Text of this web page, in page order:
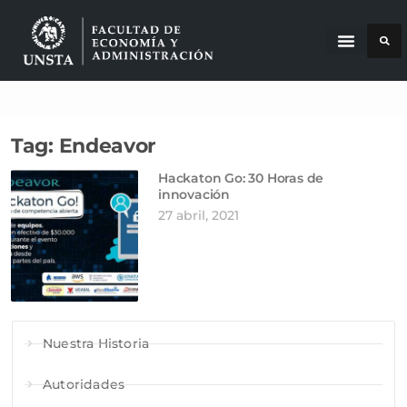
Tag: Endeavor
Hackaton Go: 30 Horas de
innovación
27 abril, 2021
Nuestra Historia
Autoridades